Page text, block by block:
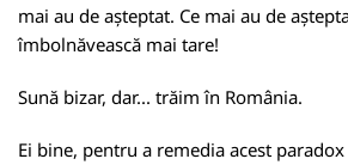
mai au de așteptat. Ce mai au de
îmbolnăvească mai tare!
Sună bizar, dar... trăim în România.
Ei bine, pentru a remedia acest